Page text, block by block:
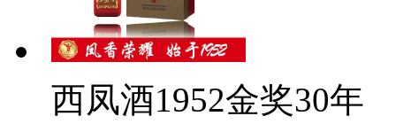
西凤酒1952金奖30年